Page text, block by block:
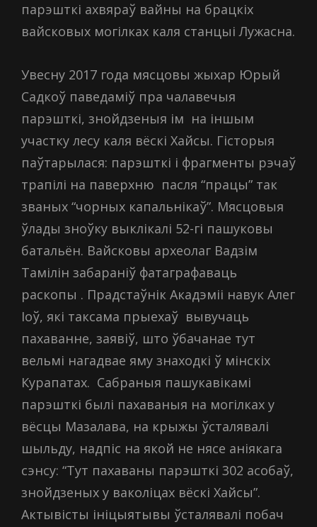
парэшткі ахвяраў вайны на брацкіх
вайсковых могілках каля станцыі Лужасна.
Увесну 2017 года мясцовы жыхар Юрый
Садкоў паведаміў пра чалавечыя
парэшткі, знойдзеныя ім на іншым
участку лесу каля вёскі Хайсы. Гісторыя
паўтарылася: парэшткі і фрагменты рэчаў
трапілі на паверхню пасля “працы” так
званых “чорных капальнікаў”. Мясцовыя
ўлады зноўку выклікалі 52-гі пашуковы
батальён. Вайсковы археолаг Вадзім
Тамілін забараніў фатаграфаваць
раскопы . Прадстаўнік Акадэміі навук Алег
Іоў, які таксама прыехаў вывучаць
пахаванне, заявіў, што ўбачанае тут
вельмі нагадвае яму знаходкі ў мінскіх
Курапатах. Сабраныя пашукавікамі
парэшткі былі пахаваныя на могілках у
вёсцы Мазалава, на крыжы ўсталявалі
шыльду, надпіс на якой не нясе аніякага
сэнсу: “Тут пахаваны парэшткі 302 асобаў,
знойдзеных у ваколіцах вёскі Хайсы”.
Актывісты ініцыятывы ўсталявалі побач